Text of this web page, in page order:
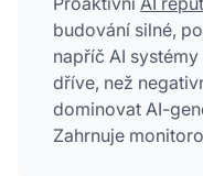
budování silné,
napříč AI
dříve, než
dominovat AI-
Zahrnuje